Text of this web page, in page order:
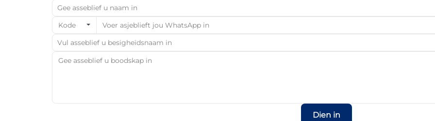
Kode
Dien in